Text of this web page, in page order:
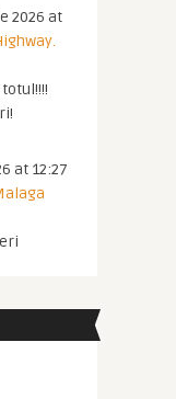
2026 at
at 12:27